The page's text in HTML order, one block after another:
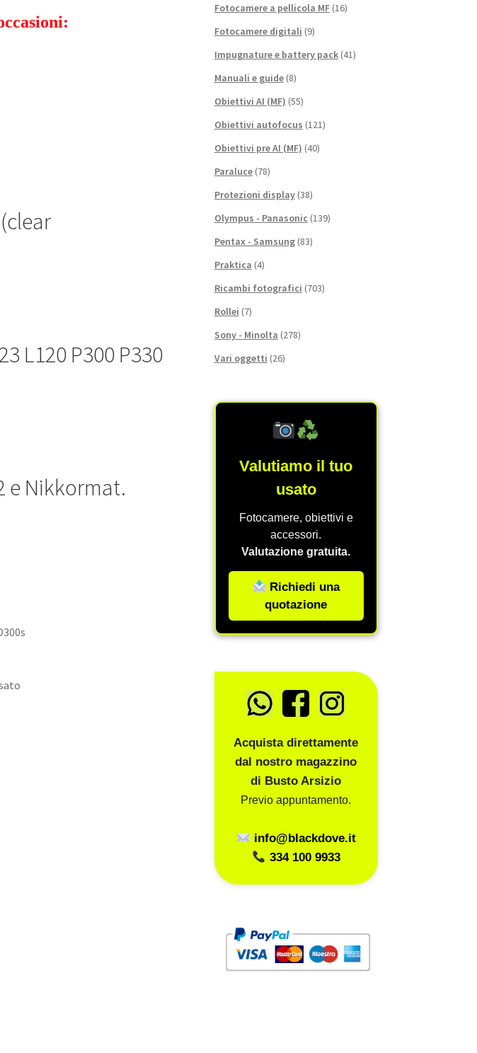
L120 P300 P330
e Nikkormat.
Fotocamere a pellicola MF (16)
Fotocamere digitali (9)
Impugnature e battery pack (41)
Manuali e guide (8)
Obiettivi AI (MF) (55)
Obiettivi autofocus (121)
Obiettivi pre AI (MF) (40)
Paraluce (78)
Protezioni display (38)
Olympus - Panasonic (139)
Pentax - Samsung (83)
Praktica (4)
Ricambi fotografici (703)
Rollei (7)
Sony - Minolta (278)
Vari oggetti (26)
Valutiamo il tuo
usato
Fotocamere, obiettivi e
accessori.
Valutazione gratuita.
Richiedi una
quotazione
Acquista direttamente
dal nostro magazzino
di Busto Arsizio
Previo appuntamento.
info@blackdove.it
334 100 9933